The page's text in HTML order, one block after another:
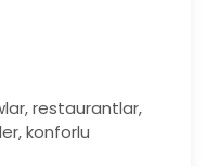
restaurantlar,
konforlu